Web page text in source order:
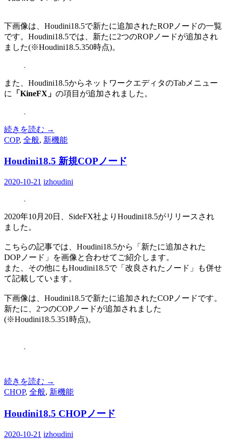
下画像は、Houdini18.5で新たに追加されたROPノードの一覧
です。Houdini18.5では、新たに2つのROPノードが追加され
ました(※Houdini18.5.350時点)。
また、Houdini18.5からネットワークエディタのTabメニュー
に
「KineFX」 の項目が追加されました。
続きを読む →
COP, 全般, 新機能
Houdini18.5 新規COPノード
2020-10-21 izhoudini
2020年10月20日、SideFX社よりHoudini18.5がリリースされ
ました。
こちらの記事では、Houdini18.5から「新たに追加された
DOPノード」を画像と合わせてご紹介します。
また、その他にもHoudini18.5で「改良されたノード」も併せ
て記載しています。
下画像は、Houdini18.5で新たに追加されたCOPノードです。
新たに、2つのCOPノードが追加されました
(※Houdini18.5.351時点)。
続きを読む →
CHOP, 全般, 新機能
Houdini18.5 CHOPノード
2020-10-21 izhoudini